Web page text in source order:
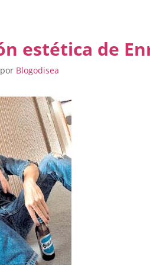
estética de
por Blogodisea